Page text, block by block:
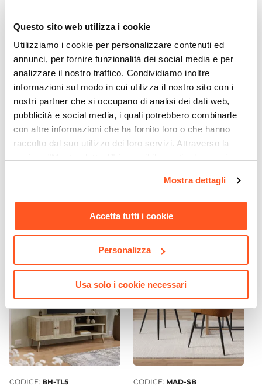
Questo sito web utilizza i cookie
Utilizziamo i cookie per personalizzare contenuti ed
annunci, per fornire funzionalità dei social media e per
analizzare il nostro traffico. Condividiamo inoltre
informazioni sul modo in cui utilizza il nostro sito con i
nostri partner che si occupano di analisi dei dati web,
pubblicità e social media, i quali potrebbero combinarle
con altre informazioni che ha fornito loro o che hanno
raccolto dal suo utilizzo dei loro servizi. Attraverso la
momento. Per maggiori informazioni si invita a leggere la
Mostra dettagli
Accetta tutti i cookie
Personalizza
Usa solo i cookie necessari
Rettangolare
74 x 70 cm
Altezza
41 cm
Materiale
Tessuto
Colore
Ocra
naturale con portabottiglie
€ 127,00
CODICE: BH-TL5 CODICE: MAD-SB